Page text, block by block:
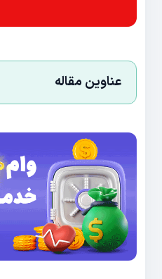
عناوین مقاله